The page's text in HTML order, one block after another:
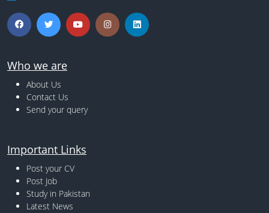
Who we are
About Us
Contact Us
Send your query
Important Links
Post your CV
Post Job
Study in Pakistan
Latest News